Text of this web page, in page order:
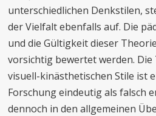
unterschiedlichen Denkstilen,
der Vielfalt ebenfalls auf. Die
und die Gültigkeit dieser
vorsichtig bewertet werden.
visuell-kinästhetischen Stile ist
Forschung eindeutig als falsch
dennoch in den allgemeinen